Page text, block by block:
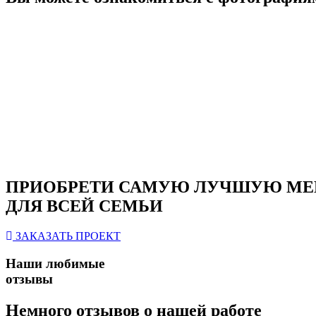
ПРИОБРЕТИ САМУЮ ЛУЧШУЮ
ДЛЯ ВСЕЙ СЕМЬИ
ЗАКАЗАТЬ ПРОЕКТ
Наши любимые
отзывы
Немного отзывов о нашей работе